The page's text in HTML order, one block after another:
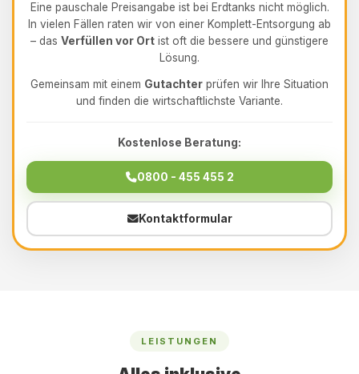
Eine pauschale Preisangabe ist bei Erdtanks nicht möglich.
In vielen Fällen raten wir von einer Komplett-Entsorgung ab
– das Verfüllen vor Ort ist oft die bessere und günstigere
Lösung.
Gemeinsam mit einem Gutachter prüfen wir Ihre Situation
und finden die wirtschaftlichste Variante.
Kostenlose Beratung:
0800 - 455 455 2
Kontaktformular
LEISTUNGEN